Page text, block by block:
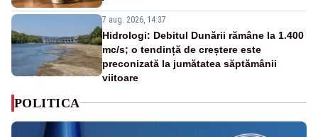
7 aug. 2026, 14:37
Hidrologi: Debitul Dunării rămâne la 1.400
mc/s; o tendință de creștere este
preconizată la jumătatea săptămânii
viitoare
POLITICA